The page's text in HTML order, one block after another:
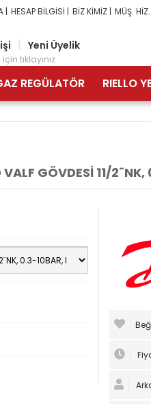
| HESAP BİLGİSİ | BİZ KİMİZ | MÜŞ.
Yeni Üyelik
tıklayınız
REGÜLATÖR RIELLO
GÖVDESİ 11/